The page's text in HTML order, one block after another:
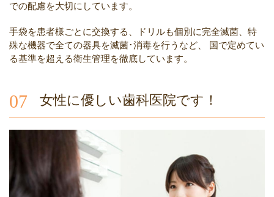
での配慮を大切にしています。
手袋を患者様ごとに交換する、ドリルも個別に完全滅菌、特
殊な機器で全ての器具を滅菌･消毒を行うなど、
国で定めてい
る基準を超える衛生管理を徹底しています。
07 女性に優しい歯科医院です！